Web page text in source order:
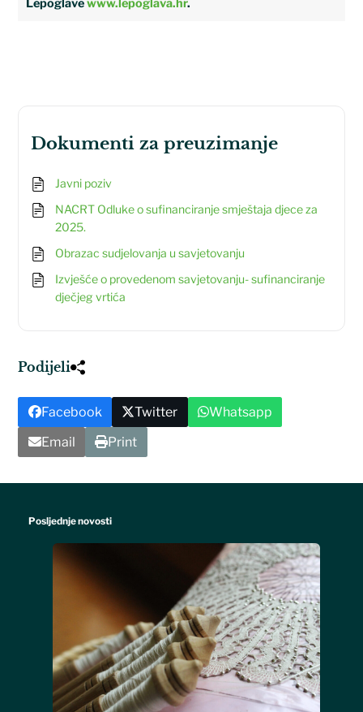
Lepoglavewww.lepoglava.hr.
dokumenti za preuzimanje
Javni poziv
NACRT Odluke o sufinanciranje smještaja djece za
2025.
Obrazac sudjelovanja u savjetovanju
Izvješće o provedenom savjetovanju- sufinanciranje
dječjeg vrtića
Podijeli
Facebook Twitter
Whatsapp
Email
Print
Posljednje novosti